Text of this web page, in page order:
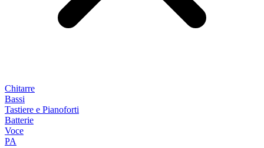
Chitarre
Bassi
Tastiere e Pianoforti
Batterie
Voce
PA